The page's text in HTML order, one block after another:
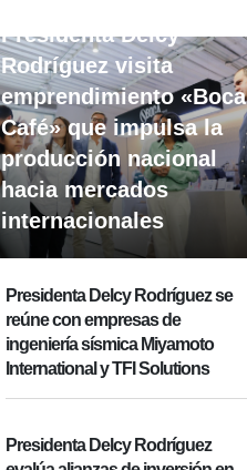
Presidenta Delcy
Rodríguez visita
emprendimiento «Boca
Café» que impulsa la
producción nacional
hacia mercados
internacionales
Presidenta Delcy Rodríguez se
reúne con empresas de
ingeniería sísmica Miyamoto
International y TFI Solutions
Presidenta Delcy Rodríguez